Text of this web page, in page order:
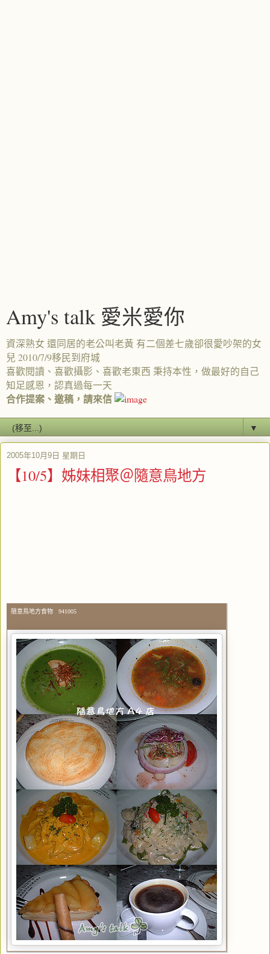
Amy's talk 愛米愛你
資深熟女 還同居的老公叫老黃 有二個差七歲卻很愛吵架的女
兒 2010/7/9移民到府城
喜歡閱讀、喜歡攝影、喜歡老東西 秉持本性，做最好的自己
知足感恩，認真過每一天
合作提案、邀稿，請來信
▼
2005年10月9日 星期日
【10/5】姊妹相聚＠隨意鳥地方
隨意鳥地方食物 941005